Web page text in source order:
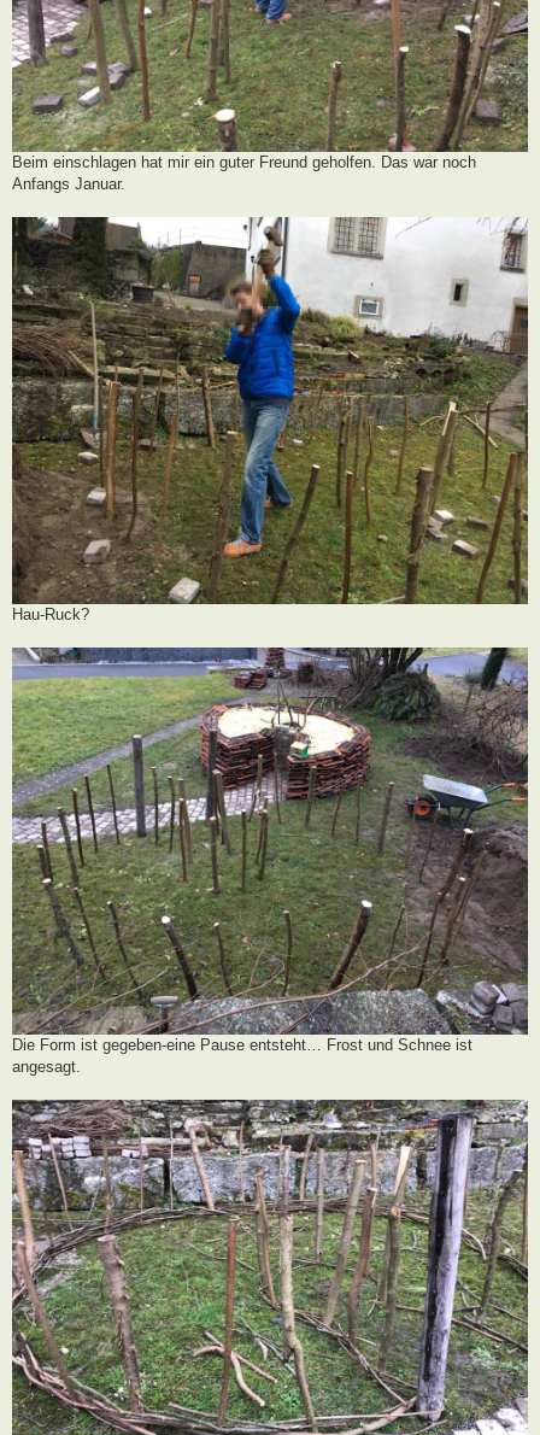
Beim einschlagen hat mir ein guter Freund geholfen. Das war noch
Anfangs Januar.
Hau-Ruck?
Die Form ist gegeben-eine Pause entsteht… Frost und Schnee ist
angesagt.